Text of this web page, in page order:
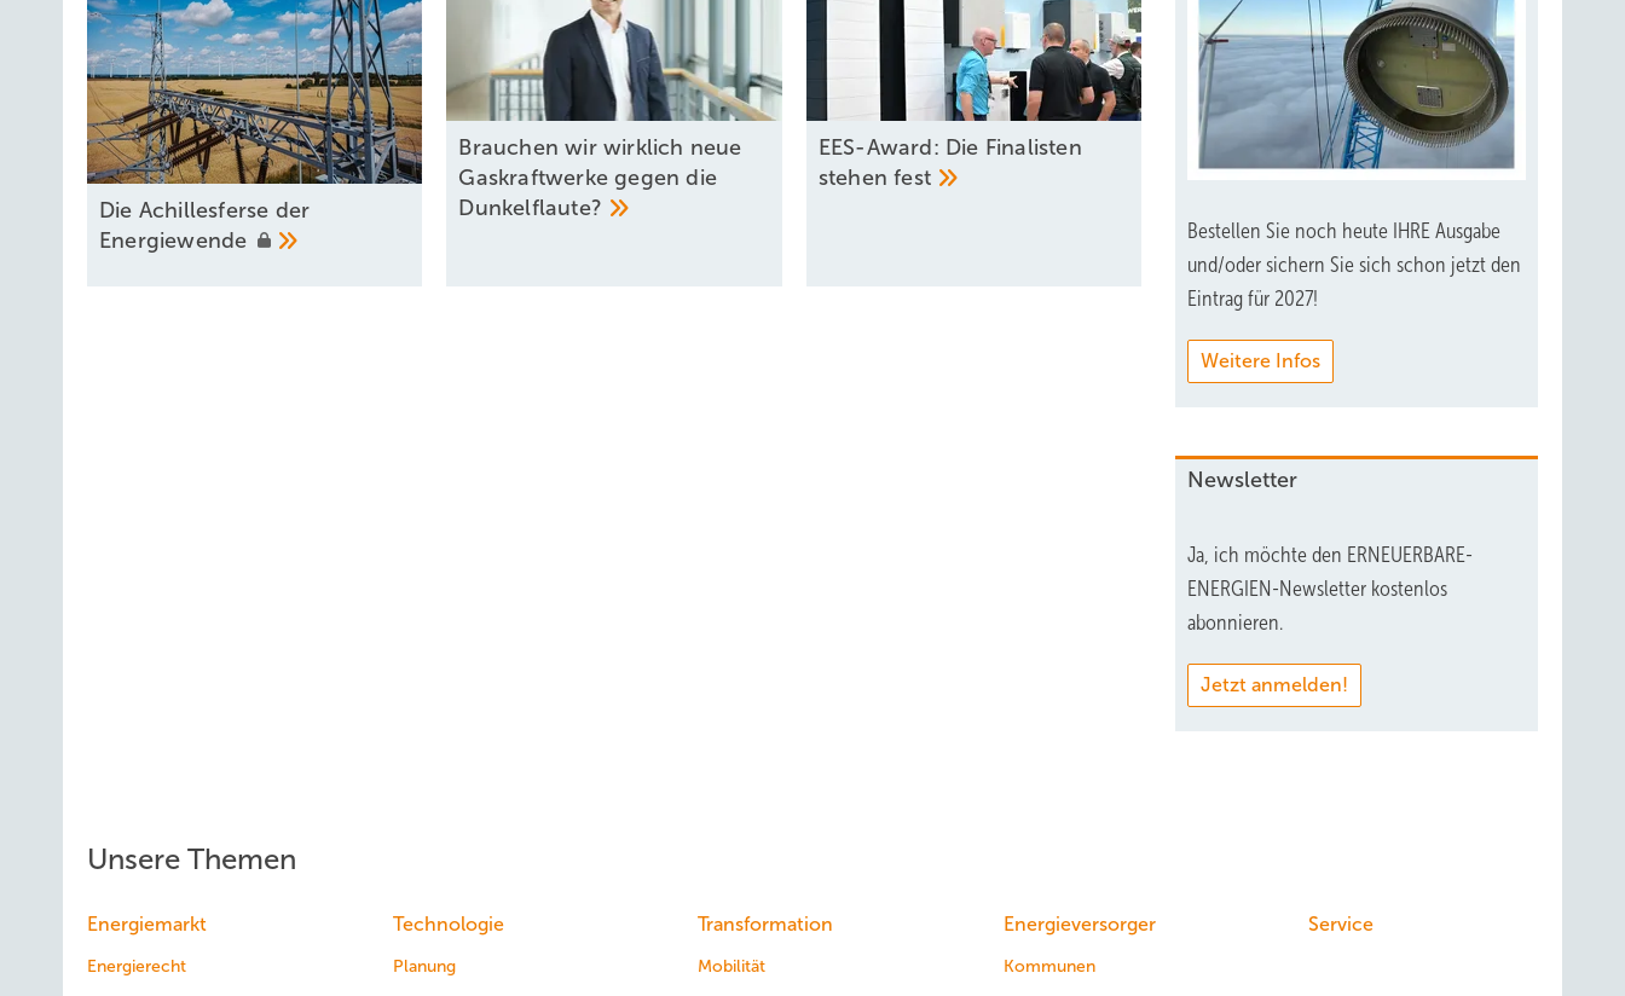
D ie A chillesferse der
Energiewende
Brauchen wir wirklich neue
Gaskraftwerke gegen die
Dunkelflaute?
EES-Award: Die Finalisten
stehenfest
Bestellen Sie noch heute IHRE Ausgabe
und/oder sichern Sie sich schon jetzt den
Eintrag für 2027!
Weitere Infos
Newsletter
Ja, ich möchte den ERNEUERBARE-
ENERGIEN-Newsletter kostenlos
abonnieren.
Jetzt anmelden!
Unsere Themen
Energiemarkt
Energierecht
Technologie
Planung
Transformation
Mobilität
Energieversorger
Kommunen
Service